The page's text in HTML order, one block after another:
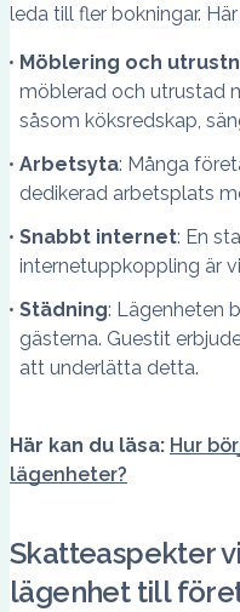
leda till fler bokningar.
Möblering och
möblerad och utrustad
såsom köksredskap,
Arbetsyta: Många
dedikerad arbetsplats
Snabbt internet: En
internetuppkoppling är
Städning: Lägenheten
gästerna. Guestit
att underlätta detta.
Här kan du läsa: Hur
lägenheter?
Skatteaspekter
lägenhet till